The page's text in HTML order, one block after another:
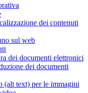
dei contenuti
sul web
dei documenti elettronici
dei documenti
(alt text) per le immagini